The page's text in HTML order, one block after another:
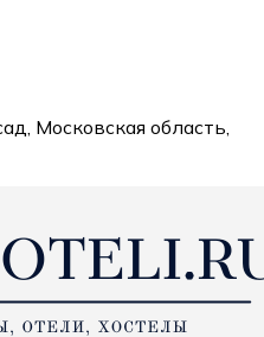
Московская область,